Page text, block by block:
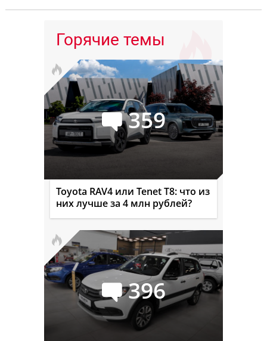
Горячие темы
359
Toyota RAV4 или Tenet T8: что из
них лучше за 4 млн рублей?
396